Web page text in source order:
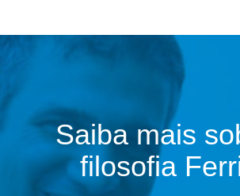
Saiba mais
filosofia